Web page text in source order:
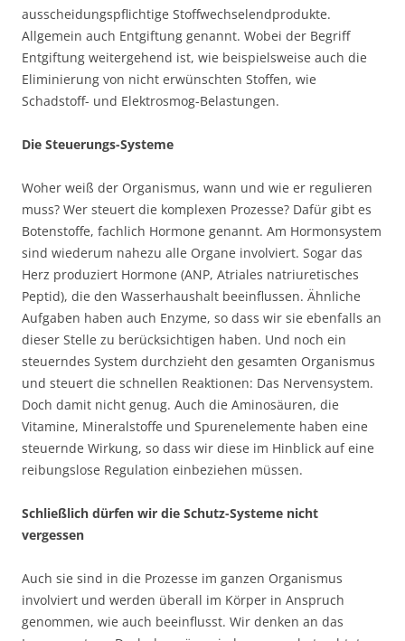
ausscheidungspflichtige Stoffwechselendprodukte.
Allgemein auch Entgiftung genannt. Wobei der Begriff
Entgiftung weitergehend ist, wie beispielsweise auch die
Eliminierung von nicht erwünschten Stoffen, wie
Schadstoff- und Elektrosmog-Belastungen.
Die Steuerungs-Systeme
Woher weiß der Organismus, wann und wie er regulieren
muss? Wer steuert die komplexen Prozesse? Dafür gibt es
Botenstoffe, fachlich Hormone genannt. Am Hormonsystem
sind wiederum nahezu alle Organe involviert. Sogar das
Herz produziert Hormone (ANP, Atriales natriuretisches
Peptid), die den Wasserhaushalt beeinflussen. Ähnliche
Aufgaben haben auch Enzyme, so dass wir sie ebenfalls an
dieser Stelle zu berücksichtigen haben. Und noch ein
steuerndes System durchzieht den gesamten Organismus
und steuert die schnellen Reaktionen: Das Nervensystem.
Doch damit nicht genug. Auch die Aminosäuren, die
Vitamine, Mineralstoffe und Spurenelemente haben eine
steuernde Wirkung, so dass wir diese im Hinblick auf eine
reibungslose Regulation einbeziehen müssen.
Schließlich dürfen wir die Schutz-Systeme nicht
vergessen
Auch sie sind in die Prozesse im ganzen Organismus
involviert und werden überall im Körper in Anspruch
genommen, wie auch beeinflusst. Wir denken an das